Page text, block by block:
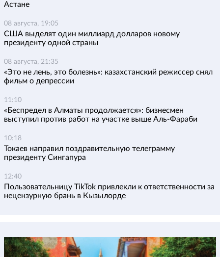
Астане
08 августа, 19:05
США выделят один миллиард долларов новому
президенту одной страны
08 августа, 21:35
«Это не лень, это болезнь»: казахстанский режиссер снял
фильм о депрессии
11:10
«Беспредел в Алматы продолжается»: бизнесмен
выступил против работ на участке выше Аль-Фараби
10:18
Токаев направил поздравительную телеграмму
президенту Сингапура
12:40
Пользовательницу TikTok привлекли к ответственности за
нецензурную брань в Кызылорде